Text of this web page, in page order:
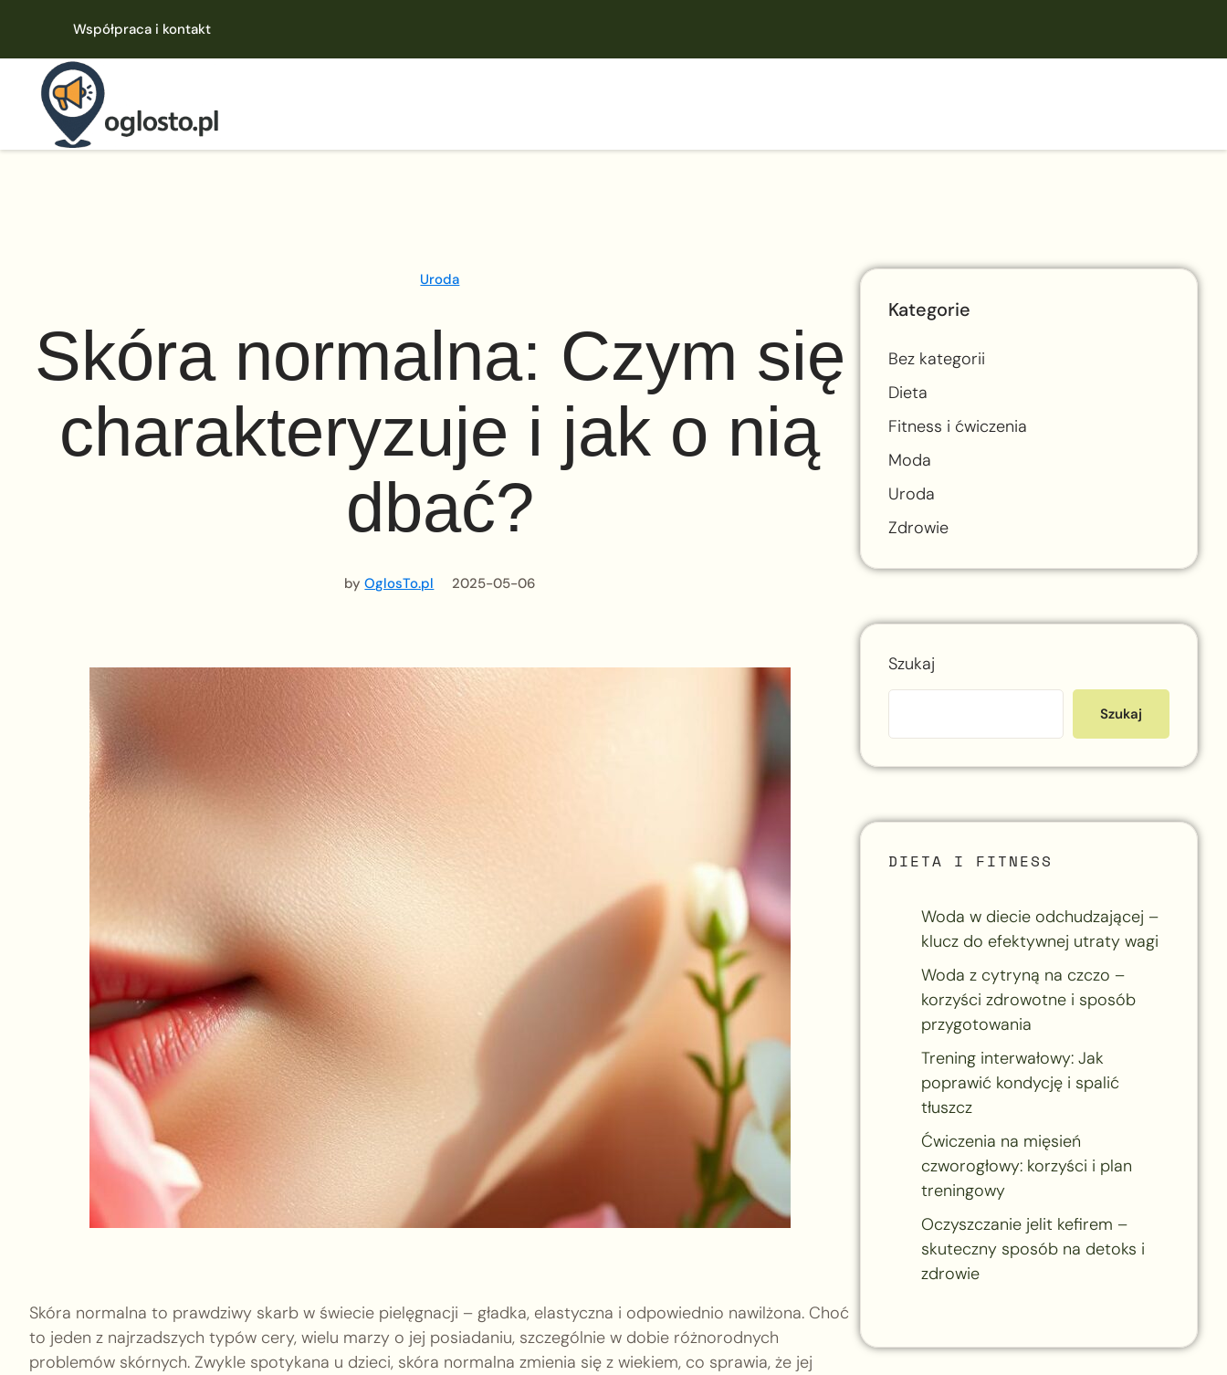
Współpraca i kontakt
Uroda
Skóra normalna: Czym się
charakteryzuje i jak o nią
dbać?
byOglosTo.pl 2025-05-06
Skóra normalna to prawdziwy skarb w świecie pielęgnacji – gładka, elastyczna i odpowiednio nawilżona. Choć
to jeden z najrzadszych typów cery, wielu marzy o jej posiadaniu, szczególnie w dobie różnorodnych
problemów skórnych. Zwykle spotykana u dzieci, skóra normalna zmienia się z wiekiem, co sprawia, że jej
Kategorie
Bez kategorii
Dieta
Fitness i ćwiczenia
Moda
Uroda
Zdrowie
Szukaj
Szukaj
DIETA I FITNESS
Woda w diecie odchudzającej –
klucz do efektywnej utraty wagi
Woda z cytryną na czczo –
korzyści zdrowotne i sposób
przygotowania
Trening interwałowy: Jak
poprawić kondycję i spalić
tłuszcz
Ćwiczenia na mięsień
czworogłowy: korzyści i plan
treningowy
Oczyszczanie jelit kefirem –
skuteczny sposób na detoks i
zdrowie